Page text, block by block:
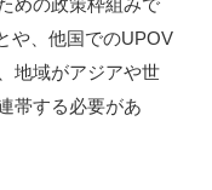
めの政策枠組みで
や、他国でのUPOV
地域がアジアや世
帯する必要があ